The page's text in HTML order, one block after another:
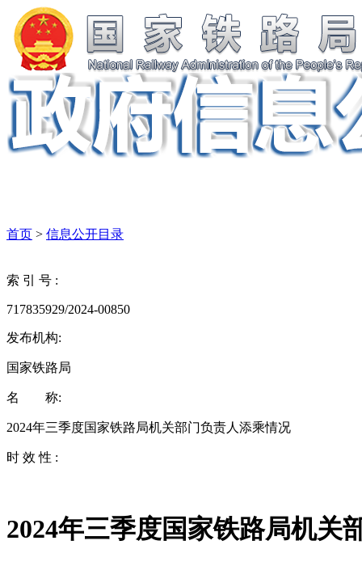
首页 > 信息公开目录
索 引 号 :
717835929/2024-00850
发布机构:
国家铁路局
名 称:
2024年三季度国家铁路局机关部门负责人添乘情况
时 效 性 :
2024年三季度国家铁路局机关